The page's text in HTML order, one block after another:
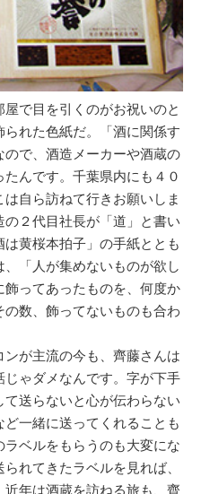
で目を引くのがお祝いのと
れた色紙だ。「酒に関係す
で、酒造メーカーや酒蔵の
んです。千葉県内にも４０
自ら訪ねて行きお願いしま
２代目社長が「道」と書い
黄桜本拍子」の手紙ととも
「人が集めないものが欲し
飾ってあったものを、何度か
数、飾ってないものも合わ
が主流の今も、齊藤さんは
ゃダメなんです。字が下手
送らないと心が伝わらない
一緒に送ってくれることも
ベルをもらうのも大変にな
れてきたラベルを見れば、
年は酒蔵を訪ねる旅も、齊